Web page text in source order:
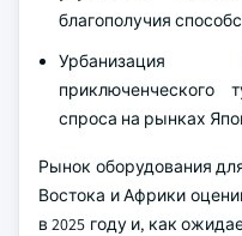
благополучия
Урбанизация
приключенческого
спроса на рынках
Рынок оборудования
Востока и Африки
в 2025 году и, как